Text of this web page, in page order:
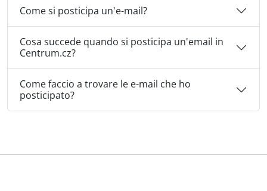
Come si posticipa un'e-mail?
Cosa succede quando si posticipa un'email in
Centrum.cz?
Come faccio a trovare le e-mail che ho
posticipato?